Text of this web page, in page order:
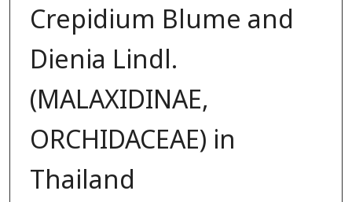
Crepidium Blume and
Dienia Lindl.
(MALAXIDINAE,
ORCHIDACEAE) in
Thailand